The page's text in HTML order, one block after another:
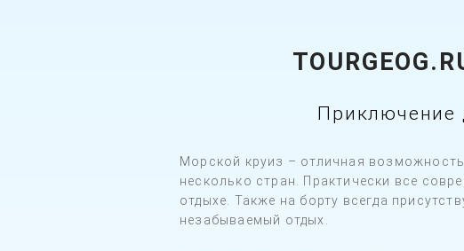
Приключение
Морской круиз – отличная
несколько стран. Практически все
отдыхе. Также на борту всегда
незабываемый отдых.